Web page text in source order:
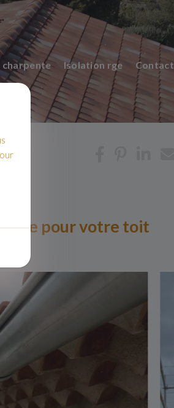
Isolation rge Contact
pour votre toit